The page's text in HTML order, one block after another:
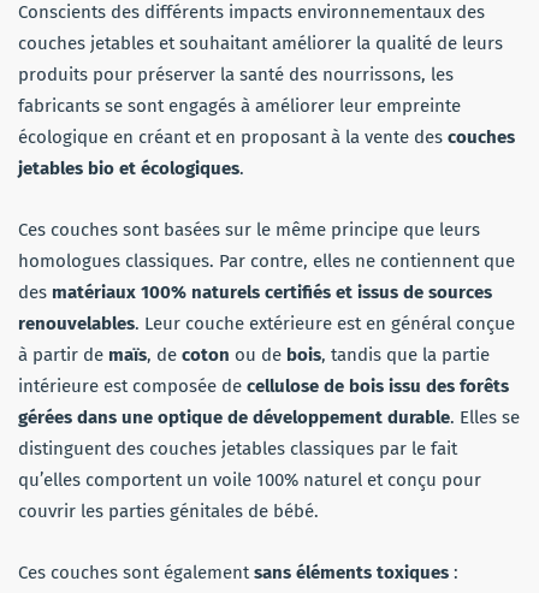
Conscients des différents impacts environnementaux des
couches jetables et souhaitant améliorer la qualité de leurs
produits pour préserver la santé des nourrissons, les
fabricants se sont engagés à améliorer leur empreinte
écologique en créant et en proposant à la vente des couches
jetables bio et écologiques.
Ces couches sont basées sur le même principe que leurs
homologues classiques. Par contre, elles ne contiennent que
des matériaux 100% naturels certifiés et issus de sources
renouvelables. Leur couche extérieure est en général conçue
à partir de maïs, de coton ou de bois, tandis que la partie
intérieure est composée de cellulose de bois issu des forêts
gérées dans une optique de développement durable. Elles se
distinguent des couches jetables classiques par le fait
qu’elles comportent un voile 100% naturel et conçu pour
couvrir les parties génitales de bébé.
Ces couches sont égalementsans éléments toxiques :